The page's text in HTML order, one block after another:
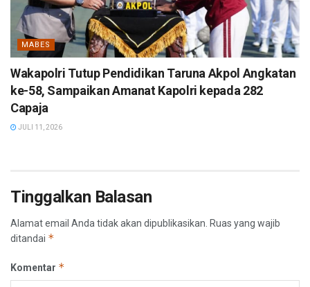
MABES
Wakapolri Tutup Pendidikan Taruna Akpol Angkatan
ke-58, Sampaikan Amanat Kapolri kepada 282
Capaja
JULI 11, 2026
Tinggalkan Balasan
Alamat email Anda tidak akan dipublikasikan. Ruas yang wajib
ditandai *
Komentar *